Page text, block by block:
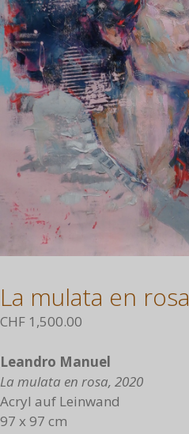
La mulata en rosa
CHF 1,500.00
Leandro Manuel
La mulata en rosa, 2020
Acryl auf Leinwand
97 x 97 cm